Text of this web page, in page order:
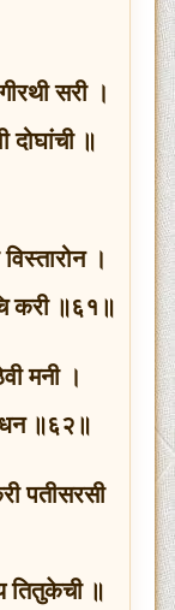
सरी ।
दोघांची ॥
।
करी ॥६१॥
मनी ।
॥६२॥
पतीसरसी
तितुकेची ॥